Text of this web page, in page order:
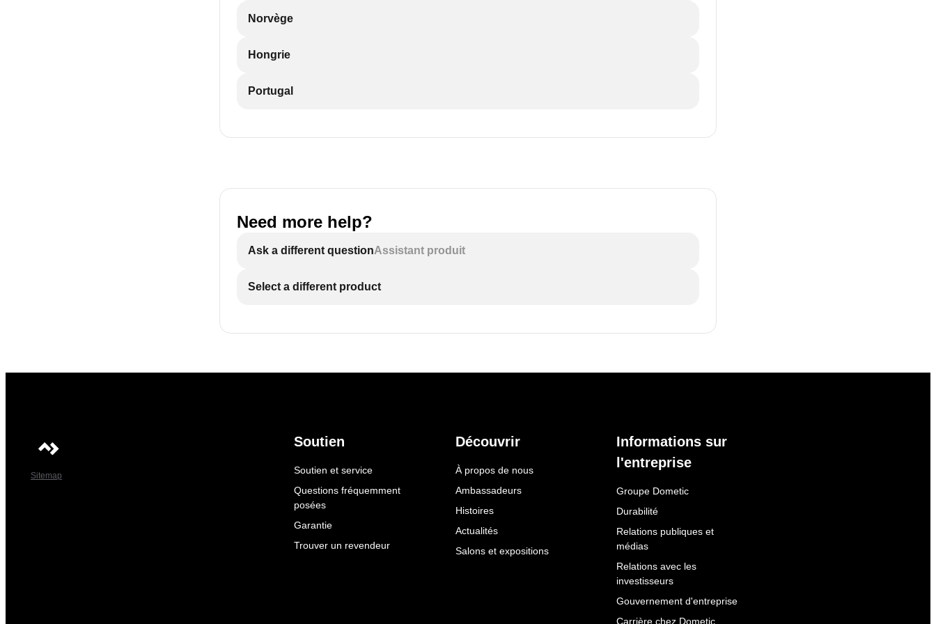
Norvège
Hongrie
Portugal
Need more help?
Ask a different questionAssistant produit
Select a different product
Sitemap
Soutien
Soutien et service
Questions fréquemment
posées
Garantie
Trouver un revendeur
Découvrir
À propos de nous
Ambassadeurs
Histoires
Actualités
Salons et expositions
Informations sur
l'entreprise
Groupe Dometic
Durabilité
Relations publiques et
médias
Relations avec les
investisseurs
Gouvernement d'entreprise
Carrière chez Dometic